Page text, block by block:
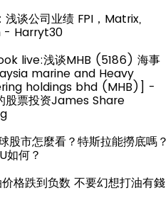
浅谈公司业绩 FPI，Matrix,
- Harryt30
live:浅谈MHB (5186) 海事
marine and Heavy
holdings bhd (MHB)] -
股票投资James Share
股市怎麼看？特斯拉能撈底嗎？
如何？
格跌到负数 不要幻想打油有錢